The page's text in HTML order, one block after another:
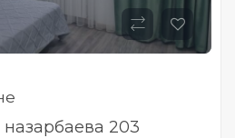
назарбаева 203